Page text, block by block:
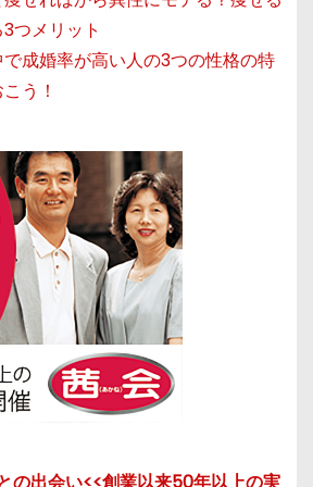
つメリット
成婚率が高い人の3つの性格の特
う！
の出会い<<創業以来50年以上の実